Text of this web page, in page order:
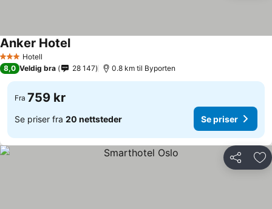
3 StjernerHotell
Anker Hotel
8,0 Veldig bra 28 147 0.8 km til Byporten
Fra 759 kr
Se priser fra 20 nettsteder Se priser
Del